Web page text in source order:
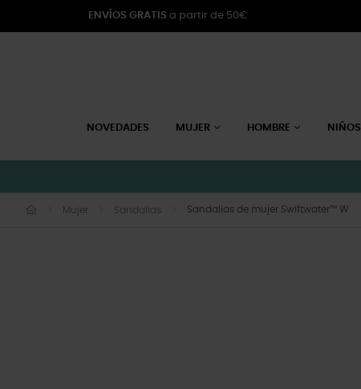
ENVÍOS GRATIS a partir de 50€
NOVEDADES MUJER HOMBRE NIÑOS
Mujer Sandalias Sandalias de mujer Swiftwater™ W